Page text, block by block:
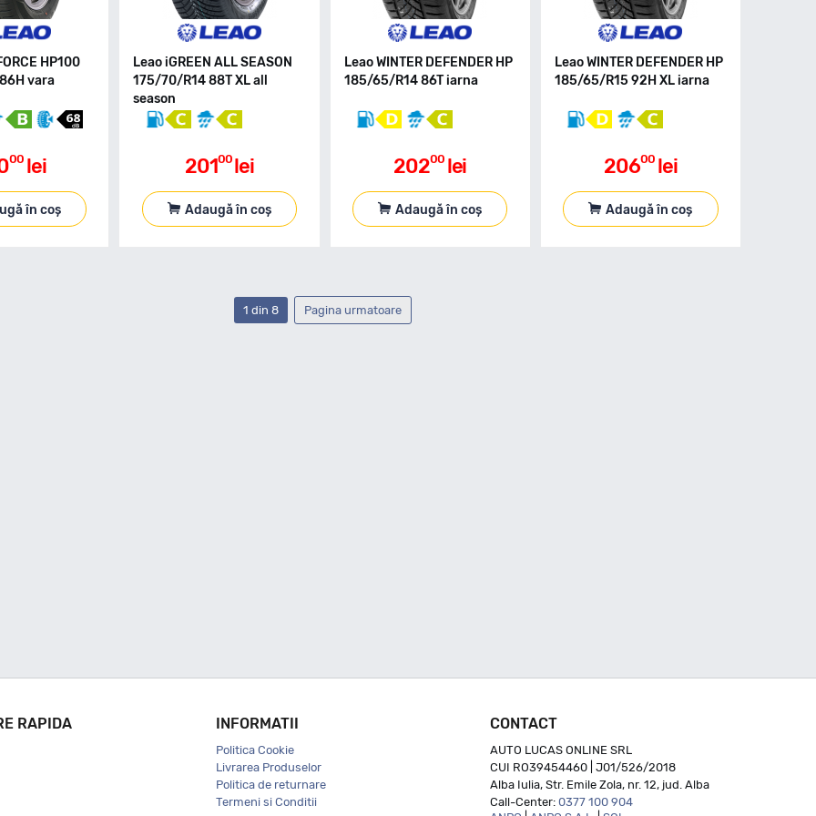
HP100
vara
00 lei
în coș
Leao iGREEN ALL SEASON
175/70/R14 88T XL all
season
20100 lei
Adaugă în coș
Leao WINTER DEFENDER HP
185/65/R14 86T iarna
20200 lei
Adaugă în coș
Leao WINTER DEFENDER HP
185/65/R15 92H XL iarna
20600 lei
Adaugă în coș
1 din 8 Pagina urmatoare
RAPIDA INFORMATII
Politica Cookie
Livrarea Produselor
Politica de returnare
Termeni si Conditii
CONTACT
AUTO LUCAS ONLINE SRL
CUI RO39454460 | J01/526/2018
Alba Iulia, Str. Emile Zola, nr. 12, jud. Alba
Call-Center: 0377 100 904